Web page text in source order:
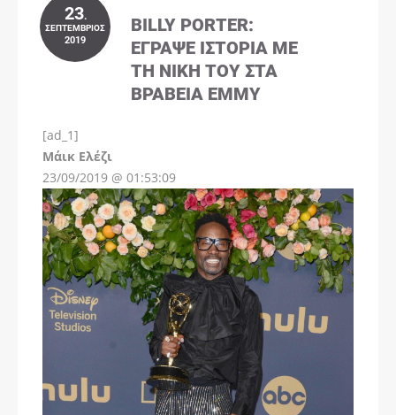
23.
ΣΕΠΤΈΜΒΡΙΟΣ
2019
BILLY PORTER:
ΈΓΡΑΨΕ ΙΣΤΟΡΊΑ ΜΕ
ΤΗ ΝΊΚΗ ΤΟΥ ΣΤΑ
ΒΡΑΒΕΊΑ EMMY
[ad_1]
Μάικ ΕλέζιInstagram
23/09/2019 @ 01:53:09